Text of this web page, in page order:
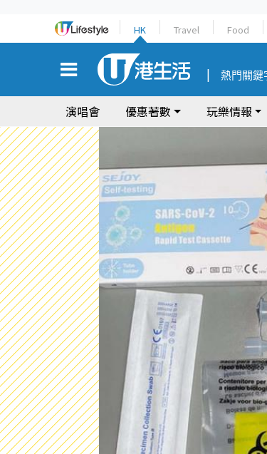
HK Travel Food
熱門關鍵
演唱會 優惠著數 玩樂情報